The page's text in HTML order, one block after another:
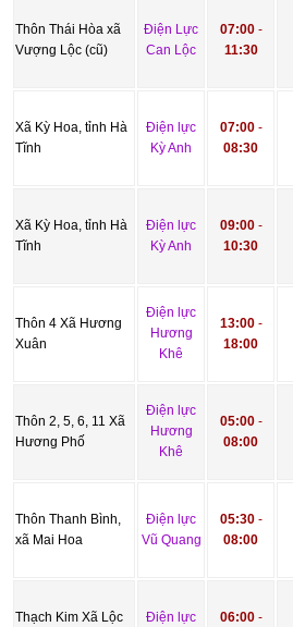
Thôn Thái Hòa xã
Vượng Lộc (cũ)
Điện Lực
Can Lộc
07:00-
11:30
Xã Kỳ Hoa, tỉnh Hà
Tĩnh
Điện lực
Kỳ Anh
07:00-
08:30
Xã Kỳ Hoa, tỉnh Hà
Tĩnh
Điện lực
Kỳ Anh
09:00-
10:30
Thôn 4 Xã Hương
Xuân
Điện lực
Hương
Khê
13:00-
18:00
Thôn 2, 5, 6, 11 Xã
Hương Phố
Điện lực
Hương
Khê
05:00-
08:00
Thôn Thanh Bình,
xã Mai Hoa
Điện lực
Vũ Quang
05:30-
08:00
Thạch Kim Xã Lộc
Điện lực
06:00-